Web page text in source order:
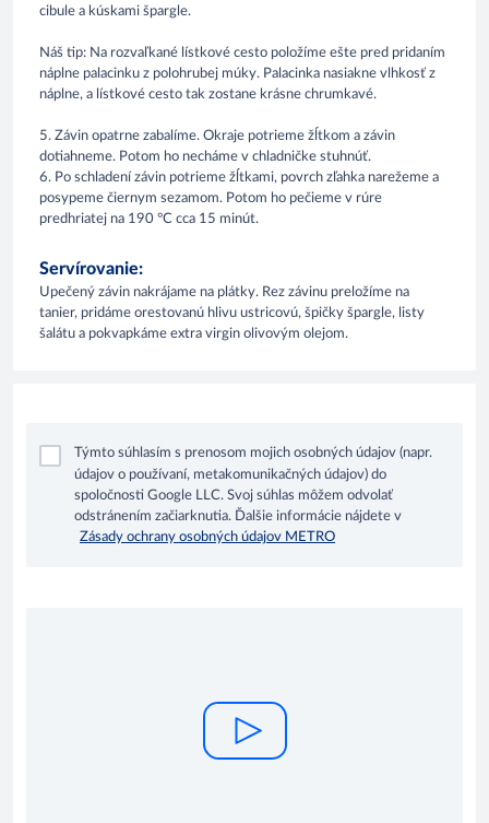
cibule a kúskami špargle.
Náš tip: Na rozvaľkané lístkové cesto položíme ešte pred pridaním
náplne palacinku z polohrubej múky. Palacinka nasiakne vlhkosť z
náplne, a lístkové cesto tak zostane krásne chrumkavé.
5. Závin opatrne zabalíme. Okraje potrieme žĺtkom a závin
dotiahneme. Potom ho necháme v chladničke stuhnúť.
6. Po schladení závin potrieme žĺtkami, povrch zľahka narežeme a
posypeme čiernym sezamom. Potom ho pečieme v rúre
predhriatej na 190 °C cca 15 minút.
Servírovanie:
Upečený závin nakrájame na plátky. Rez závinu preložíme na
tanier, pridáme orestovanú hlivu ustricovú, špičky špargle, listy
šalátu a pokvapkáme extra virgin olivovým olejom.
Týmto súhlasím s prenosom mojich osobných údajov (napr.
údajov o používaní, metakomunikačných údajov) do
spoločnosti Google LLC. Svoj súhlas môžem odvolať
odstránením začiarknutia. Ďalšie informácie nájdete v
Zásady ochrany osobných údajov METRO